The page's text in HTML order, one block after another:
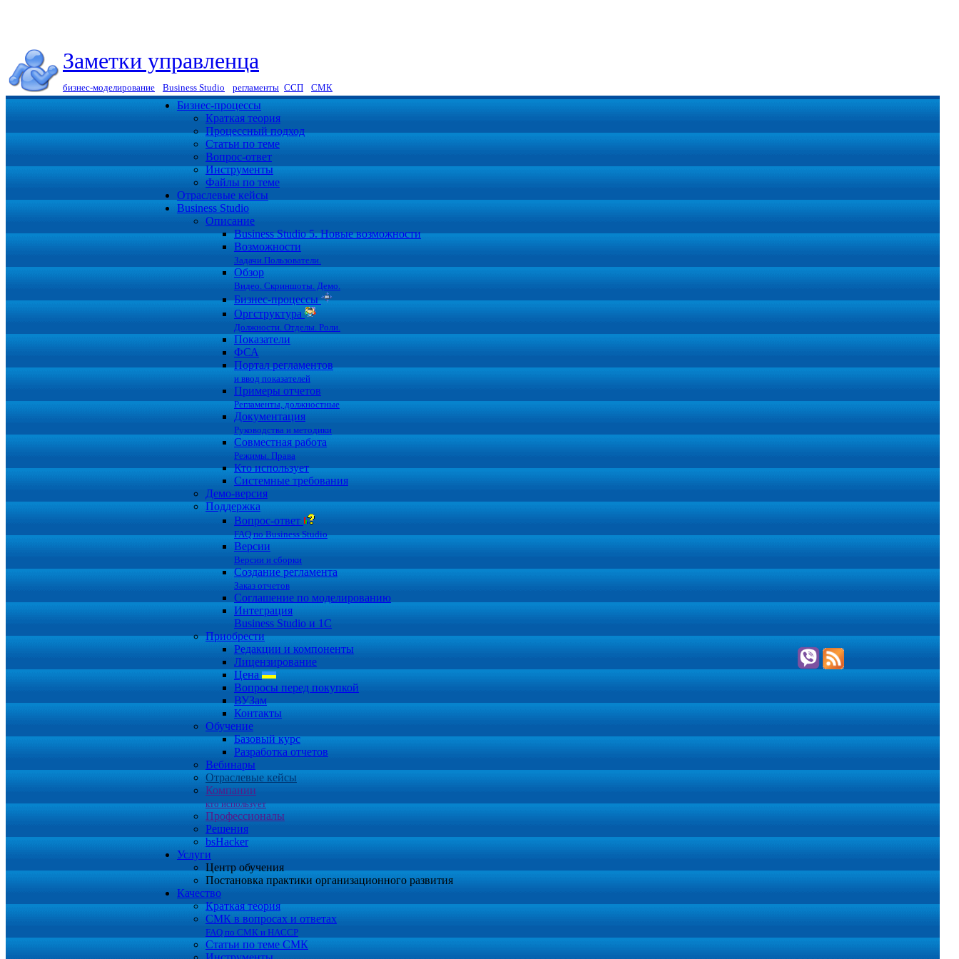
Заметки управленца
бизнес-моделирование Business Studio регламенты ССП СМК
Бизнес-процессы
Краткая теория
Процессный подход
Статьи по теме
Вопрос-ответ
Инструменты
Файлы по теме
Отраслевые кейсы
Business Studio
Описание
Business Studio 5. Новые возможности
Возможности
Задачи.Пользователи.
Обзор
Видео. Скриншоты. Демо.
Бизнес-процессы
Оргструктура
Должности. Отделы. Роли.
Показатели
ФСА
Портал регламентов
и ввод показателей
Примеры отчетов
Регламенты, должностные
Документация
Руководства и методики
Совместная работа
Режимы. Права
Кто использует
Системные требования
Демо-версия
Поддержка
Вопрос-ответ
FAQ по Business Studio
Версии
Версии и сборки
Создание регламента
Заказ отчетов
Соглашение по моделированию
Интеграция
Business Studio и 1С
Приобрести
Редакции и компоненты
Лицензирование
Цена
Вопросы перед покупкой
ВУЗам
Контакты
Обучение
Базовый курс
Разработка отчетов
Вебинары
Отраслевые кейсы
Компании
кто использует
Профессионалы
Решения
bsHacker
Услуги
Центр обучения
Постановка практики организационного развития
Качество
Краткая теория
СМК в вопросах и ответах
FAQ по СМК и HACCP
Статьи по теме СМК